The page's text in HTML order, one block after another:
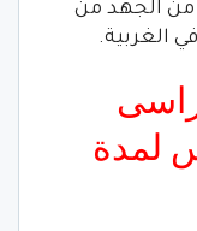
من الجهد من
الغربية.
لمدة